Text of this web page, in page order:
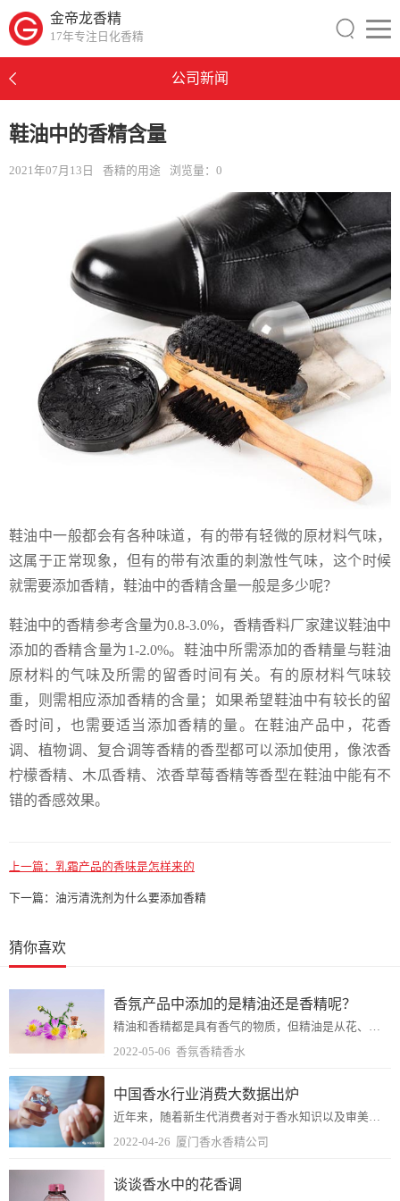
金帝龙香精
17年专注日化香精
公司新闻
鞋油中的香精含量
2021年07月13日 香精的用途 浏览量： 0
鞋油中一般都会有各种味道，有的带有轻微的原材料气味，
这属于正常现象，但有的带有浓重的刺激性气味，这个时候
就需要添加香精，鞋油中的香精含量一般是多少呢？
鞋油中的香精参考含量为0.8-3.0%，香精香料厂家建议鞋油中
添加的香精含量为1-2.0%。鞋油中所需添加的香精量与鞋油
原材料的气味及所需的留香时间有关。有的原材料气味较
重，则需相应添加香精的含量；如果希望鞋油中有较长的留
香时间，也需要适当添加香精的量。在鞋油产品中，花香
调、植物调、复合调等香精的香型都可以添加使用，像浓香
柠檬香精、木瓜香精、浓香草莓香精等香型在鞋油中能有不
错的香感效果。
上一篇： 乳霜产品的香味是怎样来的
下一篇： 油污清洗剂为什么要添加香精
猜你喜欢
香氛产品中添加的是精油还是香精呢？
精油和香精都是具有香气的物质，但精油是从花、叶、水果皮、树皮等提取的挥发性油，香精是用各种香料调合而成的物质，其中就有精油的成分，说到这里，可能大家也明白了，在...
2022-05-06 香氛香精香水
中国香水行业消费大数据出炉
近年来，随着新生代消费者对于香水知识以及审美品位不断进步，中国香氛市场的销售额连年增长。从整个国内香水市场的走势来看，从2015年到2020年都呈现稳定增长的态...
2022-04-26 厦门香水香精公司
谈谈香水中的花香调